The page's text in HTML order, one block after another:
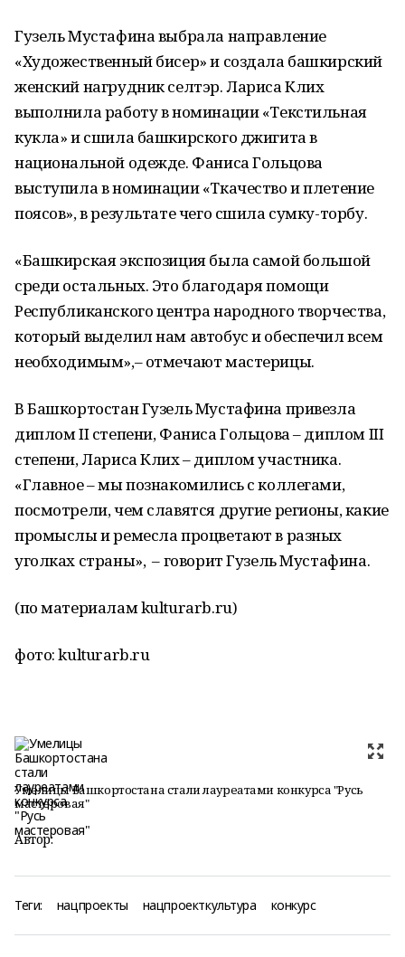
Гузель Мустафина выбрала направление
«Художественный бисер» и создала башкирский
женский нагрудник селтэр. Лариса Клих
выполнила работу в номинации «Текстильная
кукла» и сшила башкирского джигита в
национальной одежде. Фаниса Гольцова
выступила в номинации «Ткачество и плетение
поясов», в результате чего сшила сумку-торбу.
«Башкирская экспозиция была самой большой
среди остальных. Это благодаря помощи
Республиканского центра народного творчества,
который выделил нам автобус и обеспечил всем
необходимым»,– отмечают мастерицы.
В Башкортостан Гузель Мустафина привезла
диплом II степени, Фаниса Гольцова – диплом III
степени, Лариса Клих – диплом участника.
«Главное – мы познакомились с коллегами,
посмотрели, чем славятся другие регионы, какие
промыслы и ремесла процветают в разных
уголках страны», – говорит Гузель Мустафина.
(по материалам kulturarb.ru)
фото: kulturarb.ru
Умелицы Башкортостана стали лауреатами конкурса "Русь
мастеровая"
Автор:
Теги: нацпроекты нацпроекткультура конкурс